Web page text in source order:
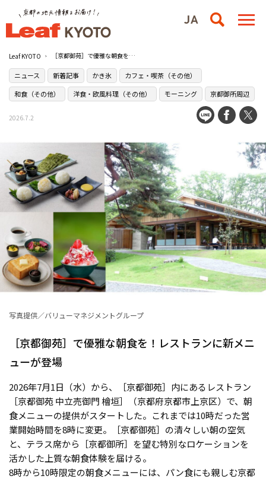
Leaf KYOTO ［京都御苑］で優雅な朝食を！レストランに新メニューが登場
ニュース 新着記事 かき氷
カフェ・喫茶（その他）
和食（その他）
洋食・欧風料理（その他） モーニング 京都御所周辺
2026.7.2
写真提供／バリューマネジメントグループ
［京都御苑］で優雅な朝食を！レストランに新メニ
ューが登場
2026年7月1日（水）から、［京都御苑］内にあるレストラン
［京都御苑 中立売御門 檜垣］（京都府京都市上京区）で、朝
食メニューの提供がスタートした。これまでは10時だった営
業開始時間を8時に変更。［京都御苑］の清々しい朝の空気
と、テラス席から［京都御所］を望む特別なロケーションを
活かした上質な朝食体験を届ける。
8時から10時限定の朝食メニューには、パン食にも親しむ京都